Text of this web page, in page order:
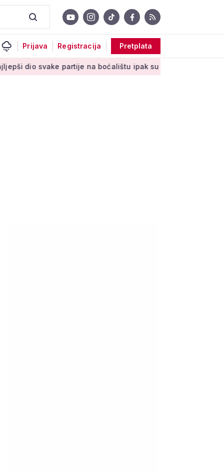
Prijava Registracija Pretplata
partije na boćalištu ipak su zajednički trenuci'